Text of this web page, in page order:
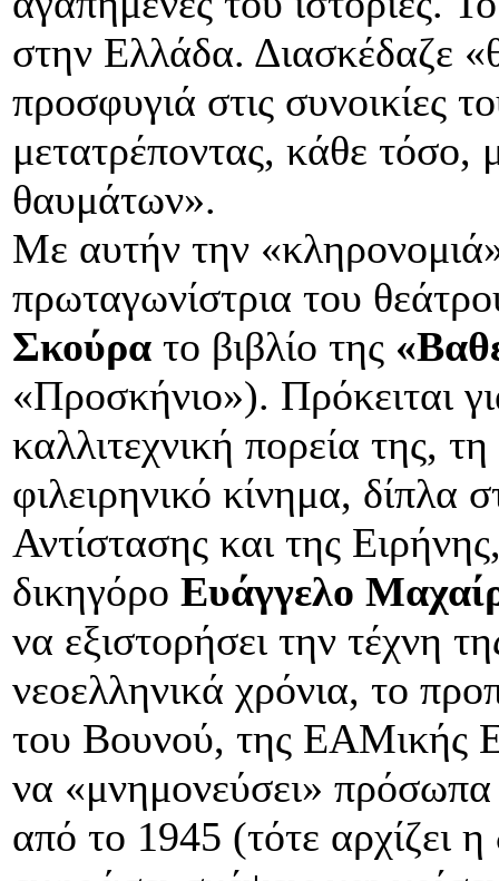
στην Ελλάδα. Διασκέδαζε
προσφυγιά στις συνοικίες
μετατρέποντας, κάθε
θαυμάτων».
Με αυτήν την
πρωταγωνίστρια του
Σκούρα το βιβλίο της
«Προσκήνιο»). Πρόκειται
καλλιτεχνική πορεία της,
φιλειρηνικό κίνημα, δίπλα
Αντίστασης και της
δικηγόρο Ευάγγελο
να εξιστορήσει την τέχνη
νεοελληνικά χρόνια, το
του Βουνού, της ΕΑΜικής
να «μνημονεύσει»
από το 1945 (τότε αρχίζει